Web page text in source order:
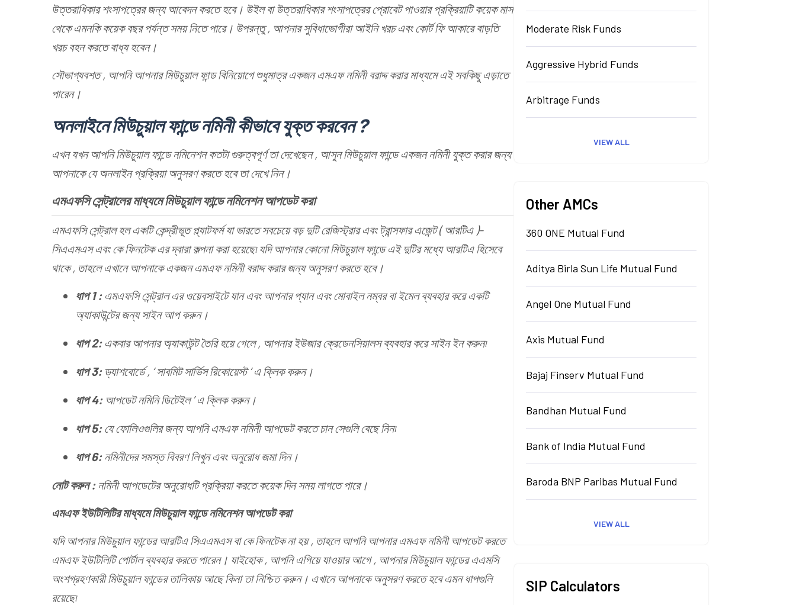
উত্তরাধিকার শংসাপত্রের জন্য আবেদন করতে হবে। উইল বা উত্তরাধিকার শংসাপত্রের প্রোবেট পাওয়ার প্রক্রিয়াটি কয়েক মাস
থেকে এমনকি কয়েক বছর পর্যন্ত সময় নিতে পারে। উপরন্তু , আপনার সুবিধাভোগীরা আইনি খরচ এবং কোর্ট ফি আকারে বাড়তি
খরচ বহন করতে বাধ্য হবেন।
সৌভাগ্যবশত , আপনি আপনার মিউচুয়াল ফান্ড বিনিয়োগে শুধুমাত্র একজন এমএফ নমিনী বরাদ্দ করার মাধ্যমে এই সবকিছু এড়াতে
পারেন।
অনলাইনে মিউচুয়াল ফান্ডে নমিনী কীভাবে যুক্ত করবেন ?
এখন যখন আপনি মিউচুয়াল ফান্ডে নমিনেশন কতটা গুরুত্বপূর্ণ তা দেখেছেন , আসুন মিউচুয়াল ফান্ডে একজন নমিনী যুক্ত করার জন্য
আপনাকে যে অনলাইন প্রক্রিয়া অনুসরণ করতে হবে তা দেখে নিন।
এমএফসি সেন্ট্রালের মাধ্যমে মিউচুয়াল ফান্ডে নমিনেশন আপডেট করা
এমএফসি সেন্ট্রাল হল একটি কেন্দ্রীভূত প্ল্যাটফর্ম যা ভারতে সবচেয়ে বড় দুটি রেজিস্ট্রার এবং ট্রান্সফার এজেন্ট ( আরটিএ )-
সিএএমএস এবং কে ফিনটেক এর দ্বারা কল্পনা করা হয়েছে৷ যদি আপনার কোনো মিউচুয়াল ফান্ডে এই দুটির মধ্যে আরটিএ হিসেবে
থাকে , তাহলে এখানে আপনাকে একজন এমএফ নমিনী বরাদ্দ করার জন্য অনুসরণ করতে হবে।
ধাপ 1 : এমএফসি সেন্ট্রাল এর ওয়েবসাইটে যান এবং আপনার প্যান এবং মোবাইল নম্বর বা ইমেল ব্যবহার করে একটি
অ্যাকাউন্টের জন্য সাইন আপ করুন।
ধাপ 2: একবার আপনার অ্যাকাউন্ট তৈরি হয়ে গেলে , আপনার ইউজার ক্রেডেনসিয়ালস ব্যবহার করে সাইন ইন করুন৷
ধাপ 3: ড্যাশবোর্ডে , ‘ সাবমিট সার্ভিস রিকোয়েস্ট ’ এ ক্লিক করুন।
ধাপ 4: আপডেট নমিনি ডিটেইল ’ এ ক্লিক করুন।
ধাপ 5:যে ফোলিওগুলির জন্য আপনি এমএফ নমিনী আপডেট করতে চান সেগুলি বেছে নিন৷
ধাপ 6: নমিনীদের সমস্ত বিবরণ লিখুন এবং অনুরোধ জমা দিন।
নোট করুন : নমিনী আপডেটের অনুরোধটি প্রক্রিয়া করতে কয়েক দিন সময় লাগতে পারে।
এমএফ ইউটিলিটির মাধ্যমে মিউচুয়াল ফান্ডে নমিনেশন আপডেট করা
যদি আপনার মিউচুয়াল ফান্ডের আরটিএ সিএএমএস বা কে ফিনটেক না হয় , তাহলে আপনি আপনার এমএফ নমিনী আপডেট করতে
এমএফ ইউটিলিটি পোর্টাল ব্যবহার করতে পারেন। যাইহোক , আপনি এগিয়ে যাওয়ার আগে , আপনার মিউচুয়াল ফান্ডের এএমসি
অংশগ্রহণকারী মিউচুয়াল ফান্ডের তালিকায় আছে কিনা তা নিশ্চিত করুন। এখানে আপনাকে অনুসরণ করতে হবে এমন ধাপগুলি
রয়েছে৷
Moderate Risk Funds
Aggressive Hybrid Funds
Arbitrage Funds
VIEW ALL
Other AMCs
360 ONE Mutual Fund
Aditya Birla Sun Life Mutual Fund
Angel One Mutual Fund
Axis Mutual Fund
Bajaj Finserv Mutual Fund
Bandhan Mutual Fund
Bank of India Mutual Fund
Baroda BNP Paribas Mutual Fund
VIEW ALL
SIP Calculators